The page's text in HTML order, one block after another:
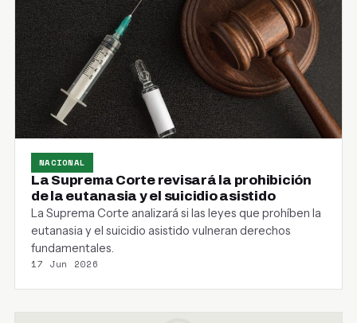
NACIONAL
La Suprema Corte revisará la prohibición
de la eutanasia y el suicidio asistido
La Suprema Corte analizará si las leyes que prohíben la
eutanasia y el suicidio asistido vulneran derechos
fundamentales.
17 Jun 2026